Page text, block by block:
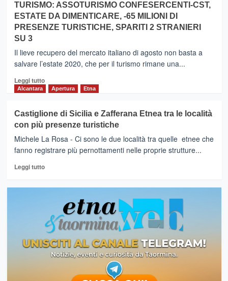
TURISMO: ASSOTURISMO CONFESERCENTI-CST,
ESTATE DA DIMENTICARE, -65 MILIONI DI
PRESENZE TURISTICHE, SPARITI 2 STRANIERI
SU 3
Il lieve recupero del mercato italiano di agosto non basta a
salvare l’estate 2020, che per il turismo rimane una...
Leggi tuttoLeggi
TURISMO:
ASSOTURISMO
CONFESERCENTI-
CST,
ESTATE
DA
PRESENZE
TURISTICHE,
SPARITI
2
STRANIERI
Alcantara Apertura Etna
Castiglione di Sicilia e Zafferana Etnea tra le località
con più presenze turistiche
Michele La Rosa - Ci sono le due località tra quelle etnee che
fanno registrare più pernottamenti nelle proprie strutture...
Leggi tuttoLeggi
Castiglione
Sicilia
e
Zafferana
Etnea